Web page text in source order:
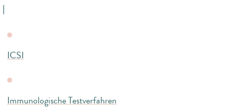
I
ICSI
Immunologische Testverfahren